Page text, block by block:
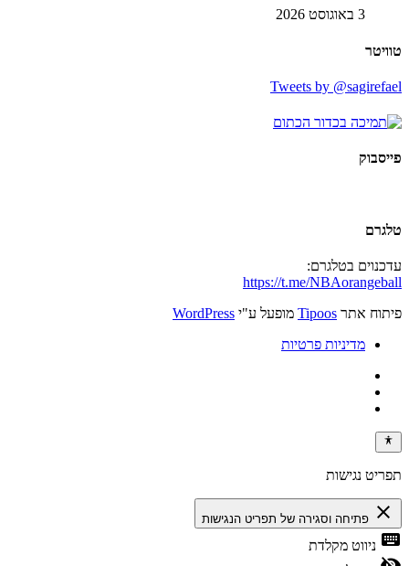
3 באוגוסט 2026
טוויטר
Tweets by @sagirefael
פייסבוק
טלגרם
עדכנוים בטלגרם:
https://t.me/NBAorangeball
פיתוח אתר Tipoos מופעל ע"י WordPress
מדיניות פרטיות
תפריט נגישות
close פתיחה וסגירה של תפריט הנגישות
keyboard ניווט מקלדת